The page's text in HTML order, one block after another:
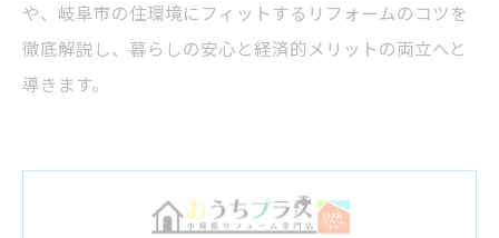
や、岐阜市の住環境にフィットするリフォームのコツを
徹底解説し、暮らしの安心と経済的メリットの両立へと
導きます。